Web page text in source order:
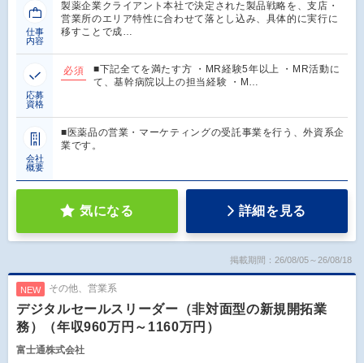
仕事
内容
製薬企業クライアント本社で決定された製品戦略を、支店・
営業所のエリア特性に合わせて落とし込み、具体的に実行に
移すことで成…
応募
資格
必須
■下記全てを満たす方 ・MR経験5年以上 ・MR活動に
て、基幹病院以上の担当経験 ・M…
会社
概要
■医薬品の営業・マーケティングの受託事業を行う、外資系企
業です。
気になる 詳細を見る
掲載期間：26/08/05～26/08/18
NEW その他、営業系
デジタルセールスリーダー（非対面型の新規開拓業
務）（年収960万円～1160万円）
富士通株式会社